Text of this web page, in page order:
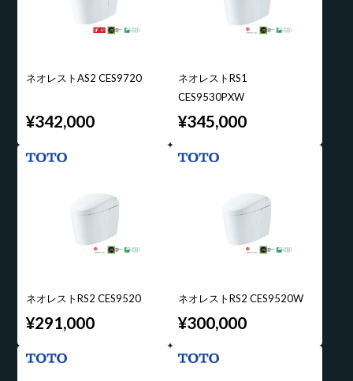
ネオレストAS2 CES9720
¥342,000
ネオレストRS1
CES9530PXW
¥345,000
ネオレストRS2 CES9520
¥291,000
ネオレストRS2 CES9520W
¥300,000